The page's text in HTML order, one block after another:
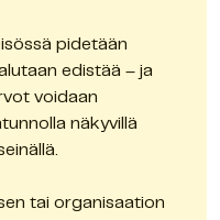
pidetään
edistää – ja
voidaan
näkyvillä
tai organisaation